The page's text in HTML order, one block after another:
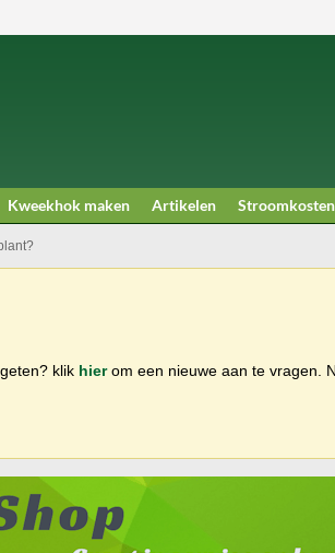
Kweekhok maken Artikelen Stroomkosten
klik hierom een nieuwe aan te vragen.